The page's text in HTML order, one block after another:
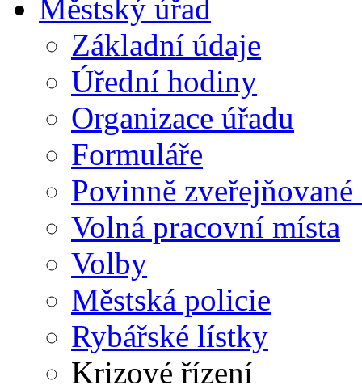
Městský úřad
Základní údaje
Úřední hodiny
Organizace úřadu
Formuláře
Povinně
Volná pracovní místa
Volby
Městská policie
Rybářské lístky
Krizové řízení